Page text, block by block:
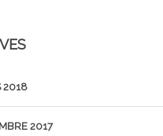
2018
2017